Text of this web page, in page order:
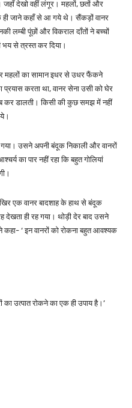
जहाँ देखो वहीं लंगूर। महलों, छतों और
ही जाने कहाँ से आ गये थे। सैंकड़ों वानर
लम्बी पूंछों और विकराल दाँतों ने बच्चों
भय से त्रस्त कर दिया।
महलों का सामान इधर से उधर फैंकने
करता था, वानर सेना उसी को घेर
कर डालती। किसी की कुछ समझ में नहीं
उसने अपनी बंदूक निकाली और वानरों
का पार नहीं रहा कि बहुत गोलियां
एक वानर बादशाह के हाथ से बंदूक
देखता ही रह गया। थोड़ी देर बाद उसने
‘ इन वानरों को रोकना बहुत आवश्यक
उत्पात रोकने का एक ही उपाय है।’